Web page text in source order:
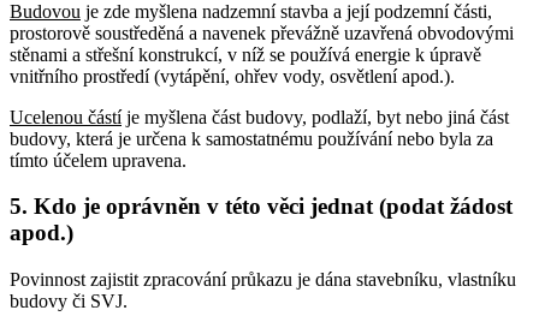
Budovou je zde myšlena nadzemní stavba a její podzemní části,
prostorově soustředěná a navenek převážně uzavřená obvodovými
stěnami a střešní konstrukcí, v níž se používá energie k úpravě
vnitřního prostředí (vytápění, ohřev vody, osvětlení apod.).
Ucelenou částíje myšlena část budovy, podlaží, byt nebo jiná část
budovy, která je určena k samostatnému používání nebo byla za
tímto účelem upravena.
5. Kdo je oprávněn v této věci jednat (podat žádost
apod.)
Povinnost zajistit zpracování průkazu je dána stavebníku, vlastníku
budovy či SVJ.